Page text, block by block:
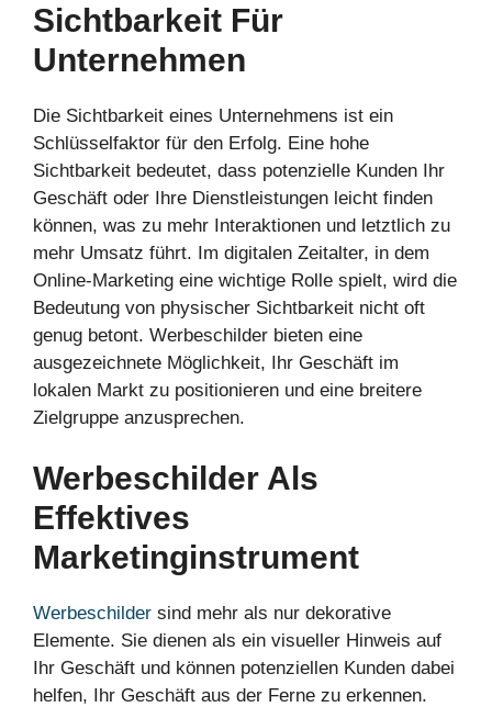
Sichtbarkeit Für
Unternehmen
Die Sichtbarkeit eines Unternehmens ist ein
Schlüsselfaktor für den Erfolg. Eine hohe
Sichtbarkeit bedeutet, dass potenzielle Kunden Ihr
Geschäft oder Ihre Dienstleistungen leicht finden
können, was zu mehr Interaktionen und letztlich zu
mehr Umsatz führt. Im digitalen Zeitalter, in dem
Online-Marketing eine wichtige Rolle spielt, wird die
Bedeutung von physischer Sichtbarkeit nicht oft
genug betont. Werbeschilder bieten eine
ausgezeichnete Möglichkeit, Ihr Geschäft im
lokalen Markt zu positionieren und eine breitere
Zielgruppe anzusprechen.
Werbeschilder Als
Effektives
Marketinginstrument
Werbeschilder sind mehr als nur dekorative
Elemente. Sie dienen als ein visueller Hinweis auf
Ihr Geschäft und können potenziellen Kunden dabei
helfen, Ihr Geschäft aus der Ferne zu erkennen.